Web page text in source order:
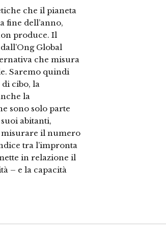
che il pianeta
fine dell’anno,
produce. Il
Global
che misura
Saremo quindi
cibo, la
la
sono solo parte
abitanti,
misurare il numero
tra l’impronta
in relazione il
– e la capacità